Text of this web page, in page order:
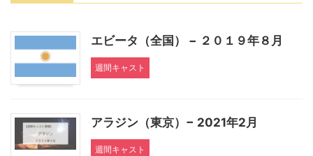
エビータ（全国） − ２０１９年８月
週間キャスト
アラジン（東京）− 2021年2月
週間キャスト